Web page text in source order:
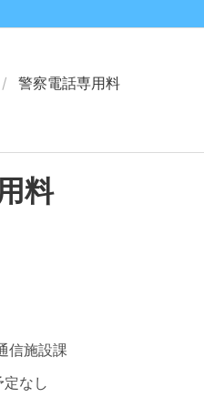
警察電話専用料
料
信施設課
なし